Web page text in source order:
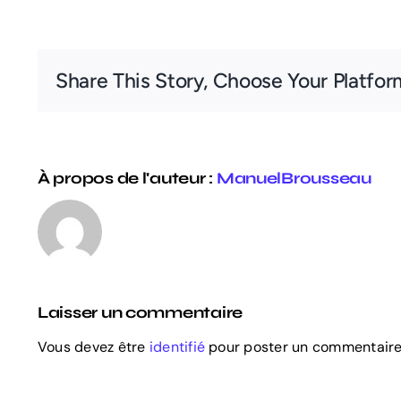
Share This Story, Choose Your
À propos de l'auteur : ManuelBrousseau
Laisser un commentaire
Vous devez être identifié pour poster un